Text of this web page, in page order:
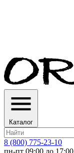
Каталог
8 (800) 775-23-10